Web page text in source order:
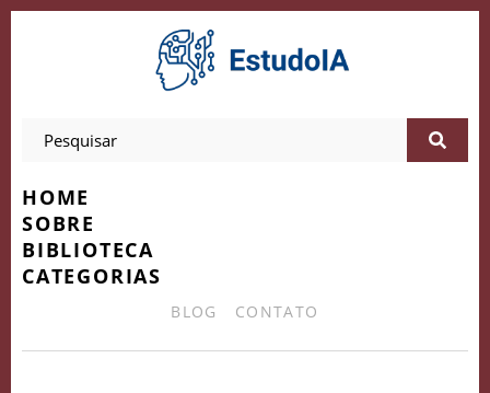
HOME
SOBRE
BIBLIOTECA
CATEGORIAS
BLOG CONTATO